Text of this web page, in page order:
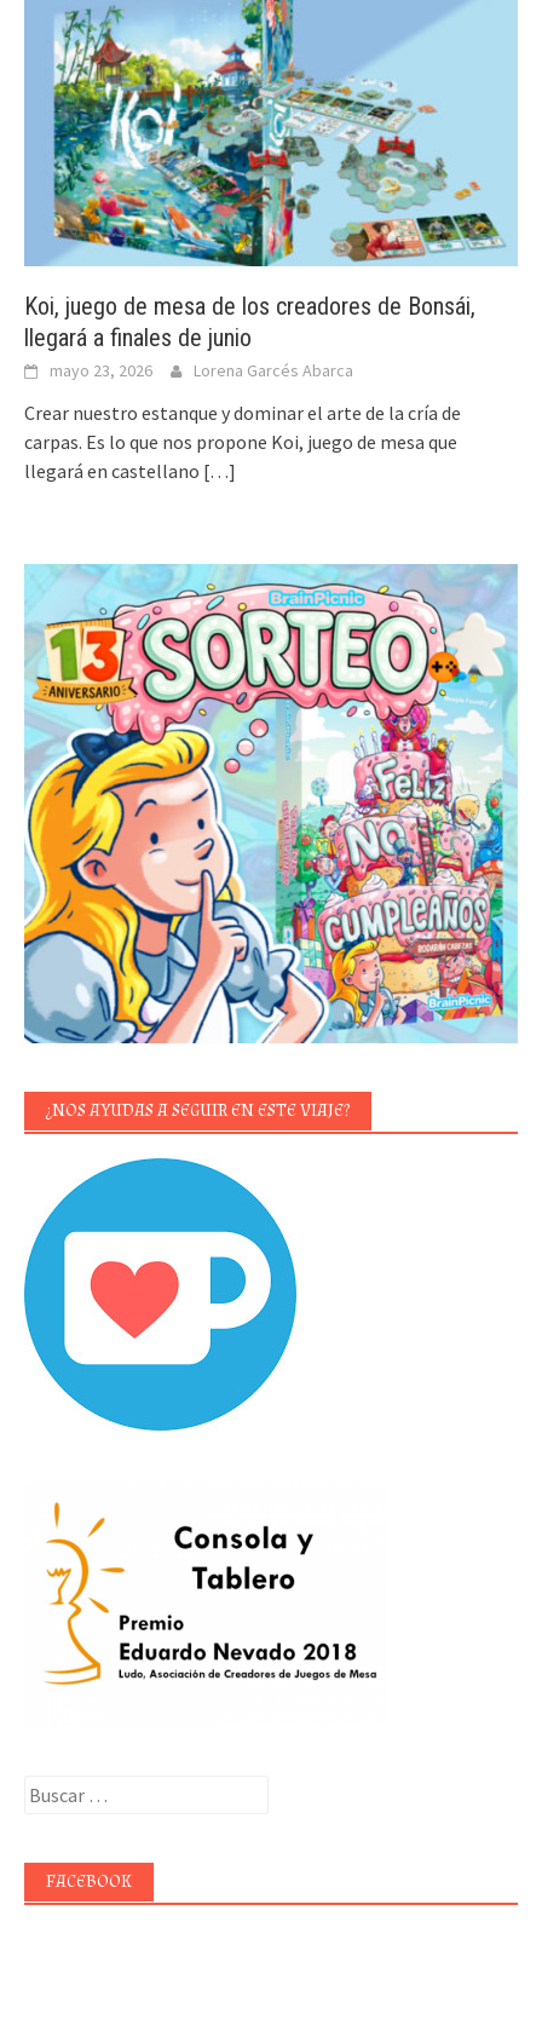
Koi, juego de mesa de los creadores de Bonsái,
llegará a finales de junio
mayo 23, 2026 Lorena Garcés Abarca
Crear nuestro estanque y dominar el arte de la cría de
carpas. Es lo que nos propone Koi, juego de mesa que
llegará en castellano […]
¿NOS AYUDAS A SEGUIR EN ESTE VIAJE?
Buscar:
FACEBOOK